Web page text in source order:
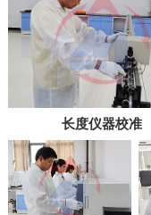
长度仪器校准